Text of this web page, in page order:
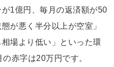
1億円、毎月の返済額が50
が悪く半分以上が空室」
場より低い」といった環
赤字は20万円です。